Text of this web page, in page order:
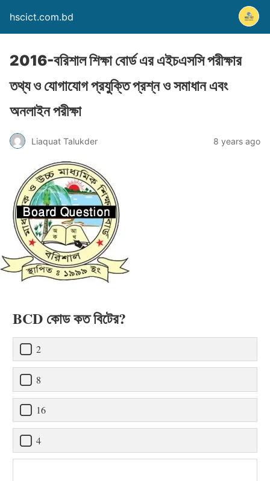
hscict.com.bd
2016-বরিশাল শিক্ষা বোর্ড এর এইচএসসি পরীক্ষার
তথ্য ও যোগাযোগ প্রযুক্তি প্রশ্ন ও সমাধান এবং
অনলাইন পরীক্ষা
Liaquat Talukder 8 years ago
BCD কোড কত বিটের?
2
8
16
4